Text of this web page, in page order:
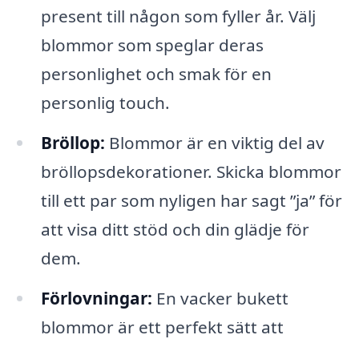
present till någon som fyller år. Välj
blommor som speglar deras
personlighet och smak för en
personlig touch.
Bröllop: Blommor är en viktig del av
bröllopsdekorationer. Skicka blommor
till ett par som nyligen har sagt ”ja” för
att visa ditt stöd och din glädje för
dem.
Förlovningar: En vacker bukett
blommor är ett perfekt sätt att